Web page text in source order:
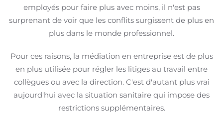
employés pour faire plus avec moins, il n'est pas
surprenant de voir que les conflits surgissent de plus en
plus dans le monde professionnel.
Pour ces raisons, la médiation en entreprise est de plus
en plus utilisée pour régler les litiges au travail entre
collègues ou avec la direction. C'est d'autant plus vrai
aujourd'hui avec la situation sanitaire qui impose des
restrictions supplémentaires.